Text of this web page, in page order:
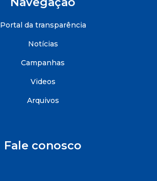
Portal da transparência
Notícias
Campanhas
Videos
Arquivos
Fale conosco